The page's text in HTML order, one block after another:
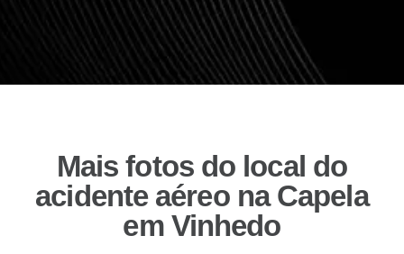
Mais fotos do local do
acidente aéreo na Capela
em Vinhedo